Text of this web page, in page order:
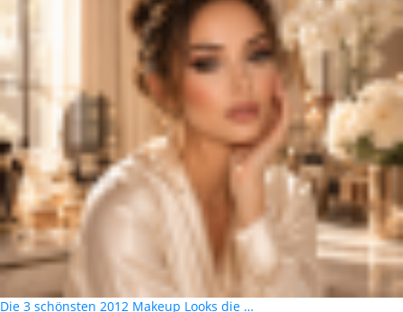
Die 3 schönsten 2012 Makeup Looks die …